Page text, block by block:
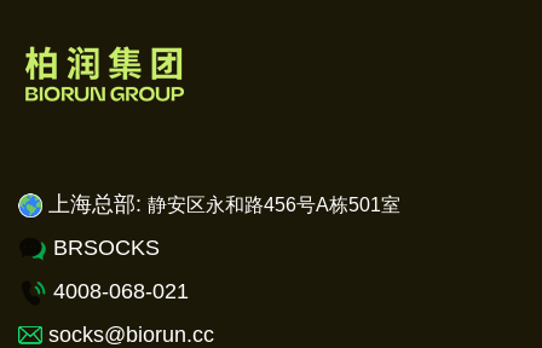
上海总部: 静安区永和路456号A栋501室
BRSOCKS
4008-068-021
socks@biorun.cc